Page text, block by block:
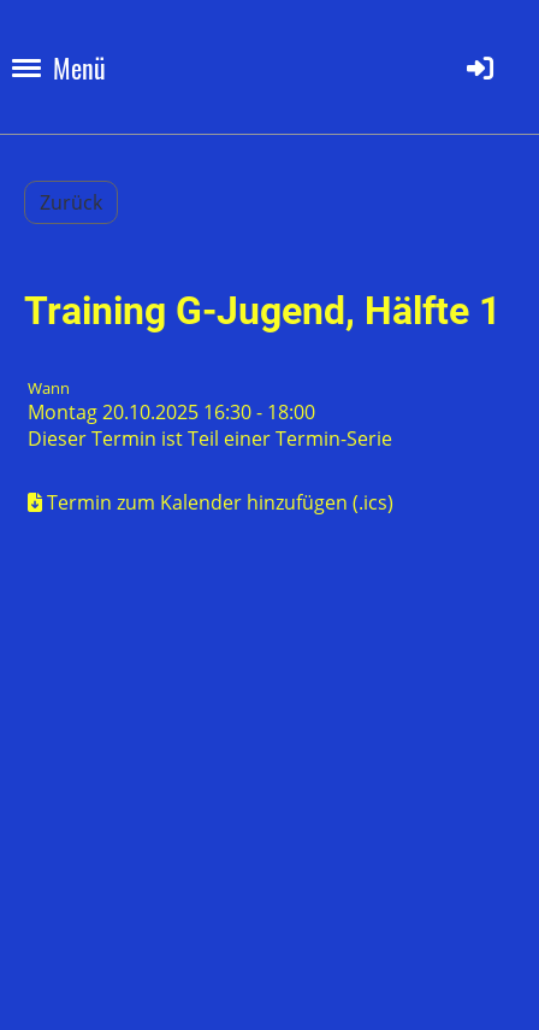
Menü
Zurück
Training G-Jugend, Hälfte 1
Wann
Montag 20.10.2025 16:30 - 18:00
Dieser Termin ist Teil einerTermin-Serie
Termin zum Kalender hinzufügen (.ics)